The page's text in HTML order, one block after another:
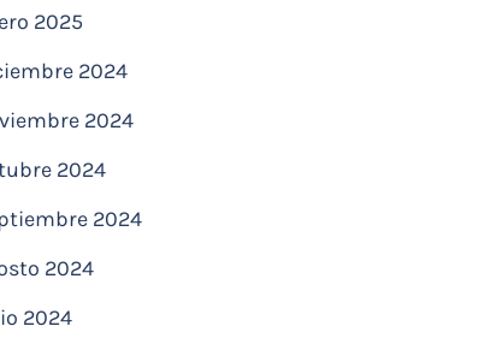
2025
2024
2024
2024
2024
2024
2024